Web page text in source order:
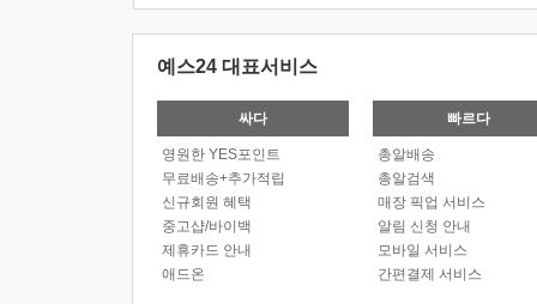
예스24 대표서비스
싸다
영원한 YES포인트
무료배송+추가적립
신규회원 혜택
중고샵/바이백
제휴카드 안내
애드온
빠르다
총알배송
총알검색
매장 픽업 서비스
알림 신청 안내
모바일 서비스
간편결제 서비스